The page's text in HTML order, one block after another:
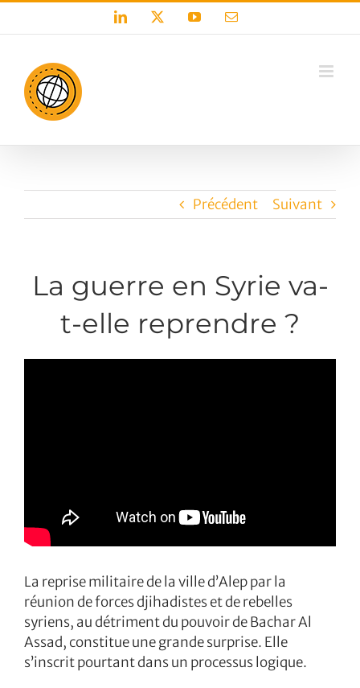
LinkedIn YouTubeEmail
Précédent Suivant
La guerre en Syrie va-
t-elle reprendre ?
La reprise militaire de la ville d’Alep par la
réunion de forces djihadistes et de rebelles
syriens, au détriment du pouvoir de Bachar Al
Assad, constitue une grande surprise. Elle
s’inscrit pourtant dans un processus logique.